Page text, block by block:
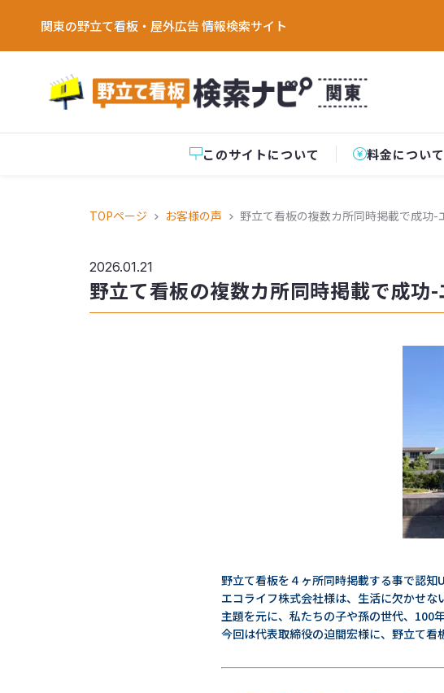
関東の野立て看板・屋外広告 情報検索サイト
このサイトについて 料金について
TOPページ お客様の声 野立て看板の複数カ所同時掲載で成功-
2026.01.21
野立て看板の複数カ所同時掲載で成功
野立て看板を４ヶ所同時掲載する事で認知
エコライフ株式会社様は、生活に欠かせ
主題を元に、私たちの子や孫の世代、100
今回は代表取締役の迫間宏様に、野立て看